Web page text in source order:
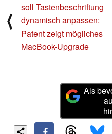
⟨
soll Tastenbeschriftung
dynamisch anpassen:
Patent zeigt mögliches
MacBook-Upgrade
Als